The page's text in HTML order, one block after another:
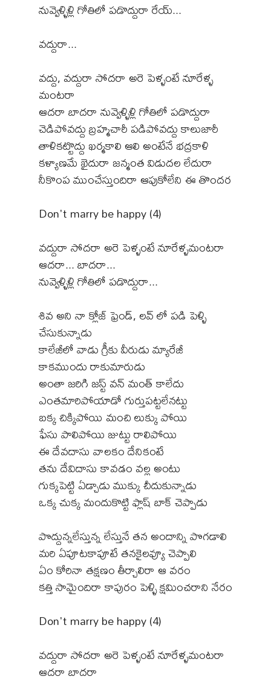
నువ్వెళ్ళిళ్లి గోతిలో పడొద్దురా రేయ్...
వద్దురా...
వద్దు, వద్దురా సోదరా అరె పెళ్ళంటే నూరేళ్ళ
మంటరా
ఆదరా బాదరా నువ్వెళ్ళిళ్లి గోతిలో పడొద్దురా
చెడిపోవద్దు బ్రహ్మచారీ పడిపోవద్దు కాలుజారీ
తాళికట్టొద్దు ఖర్మకాలి ఆలి అంటేనే భద్రకాళి
కళ్యాణమే ఖైదురా జన్మంత విడుదల లేదురా
నీకొంప ముంచేస్తుందిరా ఆపుకోలేని ఈ తొందర
Don't marry be happy (4)
వద్దురా సోదరా అరె పెళ్ళంటే నూరేళ్ళమంటరా
ఆదరా... బాదరా...
నువ్వెళ్ళిళ్లి గోతిలో పడొద్దురా...
శివ అని నా క్లోజ్ ఫ్రెండ్, లవ్ లో పడి పెళ్ళి
చేసుకున్నాడు
కాలేజీలో వాడు గ్రీకు వీరుడు మ్యారేజీ
కాకముందు రాకుమారుడు
అంతా జరిగి జస్ట్ వన్ మంత్ కాలేదు
ఎంతమారిపోయాడో గుర్తుపట్టలేనట్టు
బక్క చిక్కిపోయి మంచి లుక్కు పోయి
ఫేసు పాలిపోయి జుట్టు రాలిపోయి
ఈ దేవదాసు వాలకం దేనికంటే
తను దేవిదాసు కావడం వల్ల అంటు
గుక్కపెట్టి ఏడ్చాడు ముక్కు చీదుకున్నాడు
ఒక్క చుక్క మందుకొట్టి ఫ్లాష్ బాక్ చెప్పాడు
పొద్దున్నలేస్తున్న లేస్తునే తన అందాన్ని పొగడాలి
మరి ఏపూటకాపూటే తనకైలవ్యూ చెప్పాలి
ఏం కోరినా తక్షణం తీర్చాలిరా ఆ వరం
కత్తి సామైందిరా కాపురం పెళ్ళి క్షమించరాని నేరం
Don't marry be happy (4)
వద్దురా సోదరా అరె పెళ్ళంటే నూరేళ్ళమంటరా
ఆదరా బాదరా